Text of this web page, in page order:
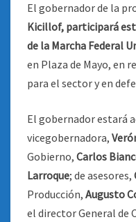
El gobernador de la
Kicillof, participará
de la Marcha Federal
en Plaza de Mayo, en
para el sector y en
El gobernador estará
vicegobernadora,
Gobierno, Carlos
Larroque; de asesores,
Producción, Augusto
el director General de